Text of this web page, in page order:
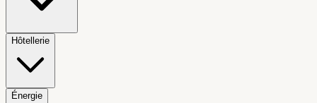
Hôtellerie
Énergie